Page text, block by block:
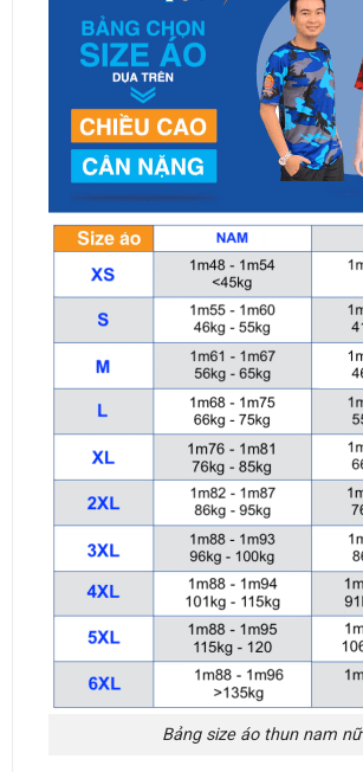
Bảng size áo thun nam nữ